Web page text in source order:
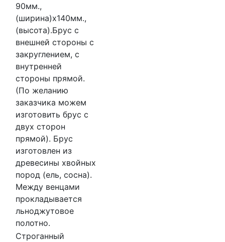
90мм.,
(ширина)х140мм.,
(высота).Брус с
внешней стороны с
закруглением, с
внутренней
стороны прямой.
(По желанию
заказчика можем
изготовить брус с
двух сторон
прямой). Брус
изготовлен из
древесины хвойных
пород (ель, сосна).
Между венцами
прокладывается
льноджутовое
полотно.
Строганный